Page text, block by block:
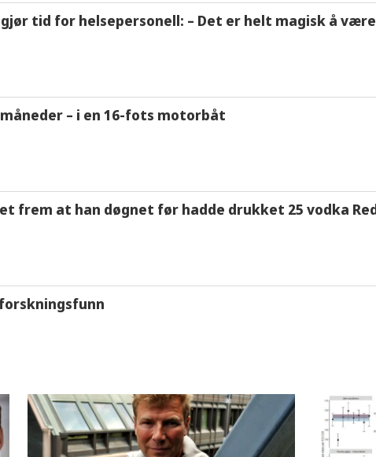
tid for helsepersonell: – Det er helt magisk å
– i en 16-fots motorbåt
frem at han døgnet før hadde drukket 25 vodka